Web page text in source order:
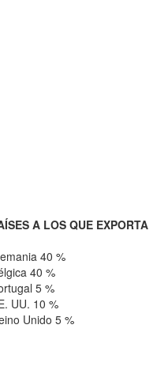
A LOS QUE EXPORTA
40 %
40 %
5 %
UU. 10 %
Unido 5 %